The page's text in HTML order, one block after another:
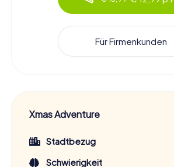
Für Firmenkunden
Xmas Adventure
Stadtbezug
Schwierigkeit